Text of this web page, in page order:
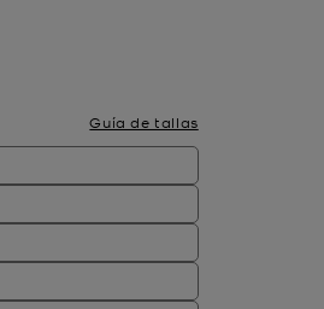
Guía de tallas